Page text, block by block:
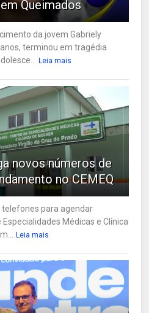
Queimados
da jovem Gabriely
terminou em tragédia
Leia mais
novos números de
no CEMEQ
telefones para agendar
Médicas e Clínica
Leia mais